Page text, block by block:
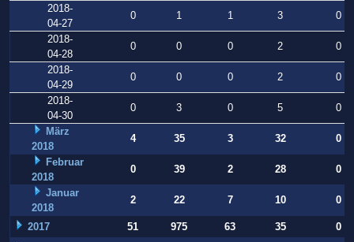
2018-
04-27
0 1 1 3
0
2018-
04-28
0 0 0 2
0
2018-
04-29
0 0 0 2
0
2018-
04-30
0 3 0 5
0
März
2018
4 35 3 32
0
Februar
2018
0 39 2 28
0
Januar
2018
2 22 7 10 0
2017 51 975 63 35
0